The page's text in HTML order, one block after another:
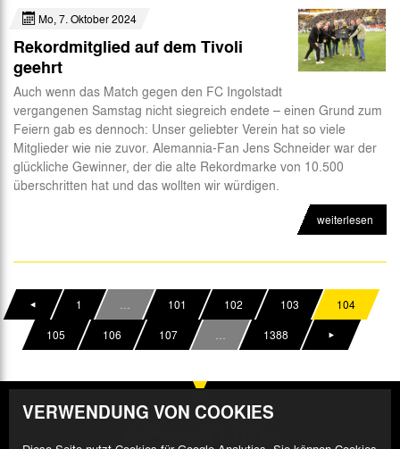
Mo, 7. Oktober 2024
Rekordmitglied auf dem Tivoli
geehrt
Auch wenn das Match gegen den FC Ingolstadt
vergangenen Samstag nicht siegreich endete – einen Grund zum
Feiern gab es dennoch: Unser geliebter Verein hat so viele
Mitglieder wie nie zuvor. Alemannia-Fan Jens Schneider war der
glückliche Gewinner, der die alte Rekordmarke von 10.500
überschritten hat und das wollten wir würdigen.
weiterlesen
1 … 101 102 103
104
105
106 107 … 1388
VERWENDUNG VON COOKIES